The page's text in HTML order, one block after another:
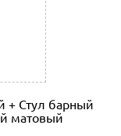
при
и является
приятных
+ Стул барный
матовый